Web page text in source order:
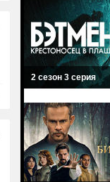
2 сезон 3 серия